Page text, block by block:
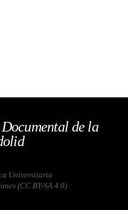
de la
Universitaria
(CC BY-SA 4.0)